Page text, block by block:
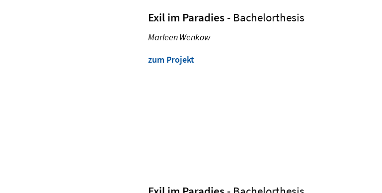
Exil im Paradies - Bachelorthesis
Marleen Wenkow
zum Projekt